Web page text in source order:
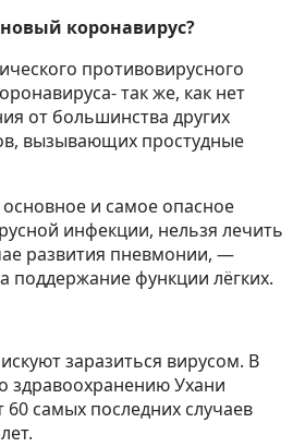
коронавирус?
противовирусного
так же, как нет
от большинства других
вызывающих простудные
и самое опасное
инфекции, нельзя лечить
развития пневмонии, —
поддержание функции лёгких.
заразиться вирусом. В
здравоохранению Ухани
60 самых последних случаев